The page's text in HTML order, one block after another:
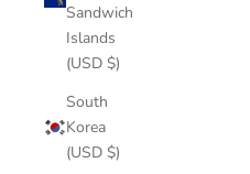
Sandwich
Islands
(USD $)
South
Korea
(USD $)